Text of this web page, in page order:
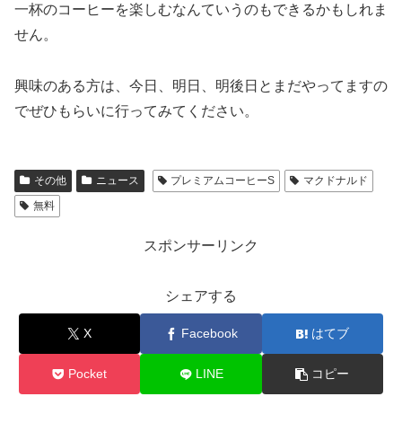
一杯のコーヒーを楽しむなんていうのもできるかもしれま
せん。
興味のある方は、今日、明日、明後日とまだやってますの
でぜひもらいに行ってみてください。
その他 ニュース プレミアムコーヒーS
マクドナルド
無料
スポンサーリンク
シェアする
X Facebook はてブ
Pocket LINE コピー